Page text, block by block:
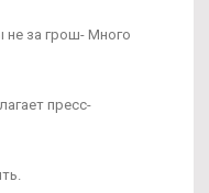
не за грош- Много
пресс-